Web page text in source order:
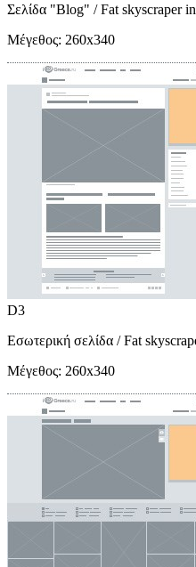
Σελίδα "Blog" / Fat skyscraper
Μέγεθος: 260x340
D3
Εσωτερική σελίδα / Fat
Μέγεθος: 260x340